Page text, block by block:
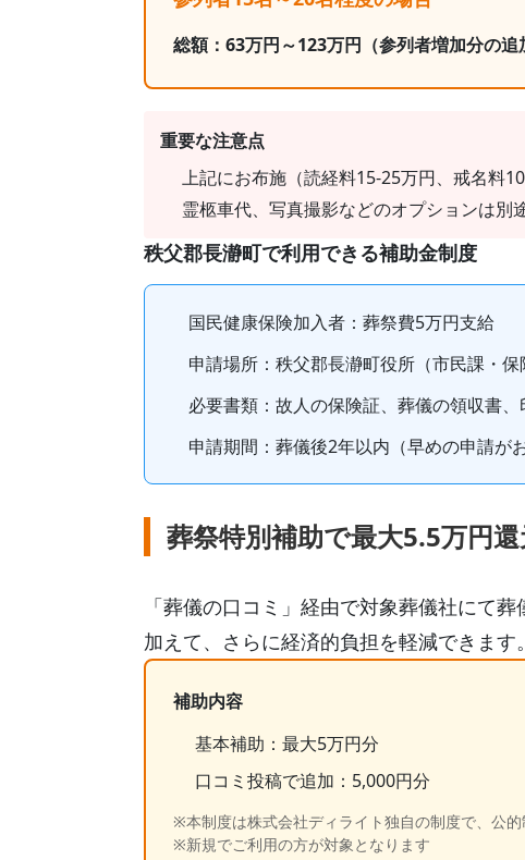
総額： 63万円～123万円 （参列者増加分の追
重要な注意点
上記にお布施（読経料15-25万円、戒名料
霊柩車代、写真撮影などのオプションは別
秩父郡長瀞町で利用できる補助金制度
国民健康保険加入者 ：葬祭費5万円支給
申請場所： 秩父郡長瀞町役所（市民課・保
必要書類：故人の保険証、葬儀の領収書、
申請期間： 葬儀後2年以内 （早めの申請が
葬祭特別補助で最大5.5万円還
「葬儀の口コミ」経由で対象葬儀社にて葬
加えて、さらに経済的負担を軽減できます。
補助内容
基本補助：最大5万円分
口コミ投稿で追加：5,000円分
※本制度は株式会社ディライト独自の制度で、公
※新規でご利用の方が対象となります